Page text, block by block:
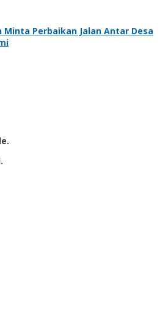
Minta Perbaikan Jalan Antar Desa